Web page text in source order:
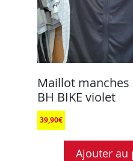
Maillot
BH BIKE violet
39,90€
Ajouter au